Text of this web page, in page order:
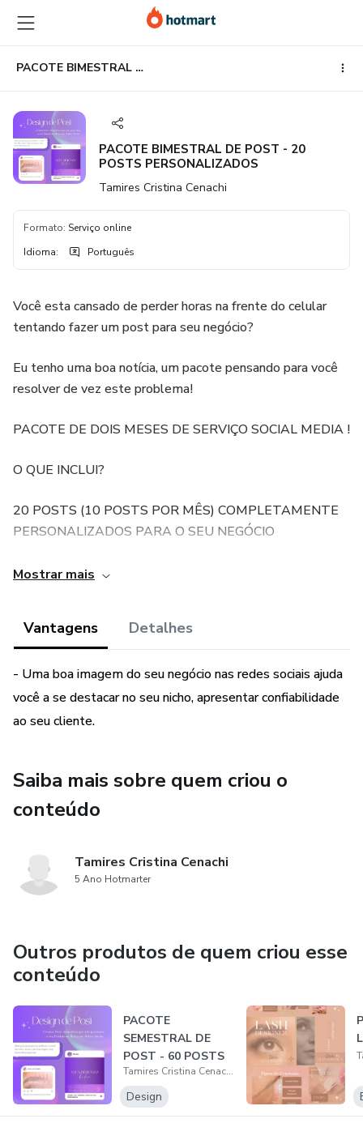
para
o
conteúdo
principal
para
o
pagamento
para
o
rodapé
PACOTE BIMESTRAL DE POST - 20 POSTS PERSONALIZADOS
PACOTE BIMESTRAL DE POST - 20
POSTS PERSONALIZADOS
Tamires Cristina Cenachi
Formato: Serviço online
Idioma: Português
Você esta cansado de perder horas na frente do celular
tentando fazer um post para seu negócio?
Eu tenho uma boa notícia, um pacote pensando para você
resolver de vez este problema!
PACOTE DE DOIS MESES DE SERVIÇO SOCIAL MEDIA !
O QUE INCLUI?
20 POSTS (10 POSTS POR MÊS) COMPLETAMENTE
PERSONALIZADOS PARA O SEU NEGÓCIO
1 CALENDÁRIO SUGESTIVO PARA POSTAGEM.
15 DIAS APÓS O CLIENTE ENVIAR INFORMAÇÕES
SOBRE SEU NEGÓCIO.
Mostrar mais
Vantagens Detalhes
- Uma boa imagem do seu negócio nas redes sociais ajuda
você a se destacar no seu nicho, apresentar confiabilidade
ao seu cliente.
Saiba mais sobre quem criou o
conteúdo
Tamires Cristina Cenachi
5 Ano Hotmarter
Outros produtos de quem criou esse
conteúdo
PACOTE
SEMESTRAL DE
POST - 60 POSTS
PERSONALIZADOS
-EXCLUSIV...
Tamires Cristina Cenachi
Design